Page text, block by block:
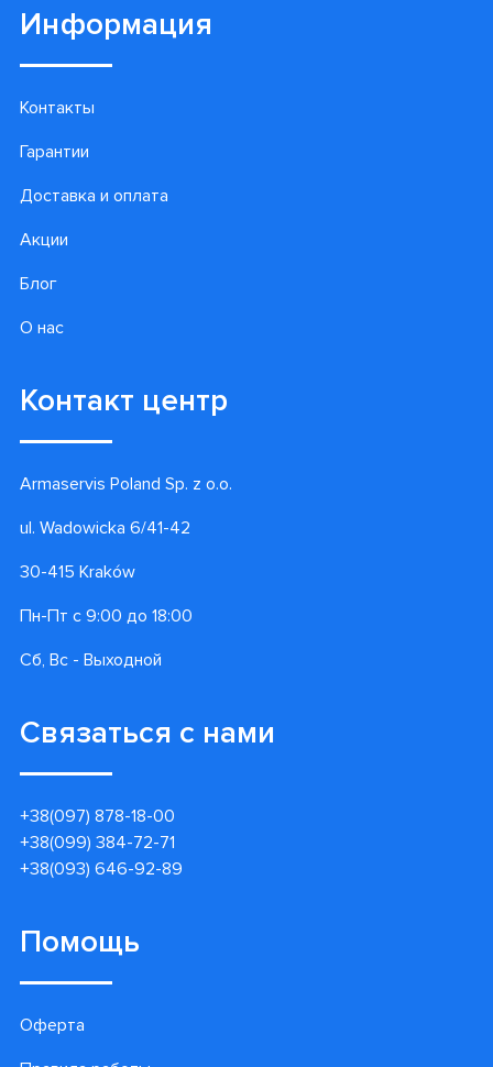
Информация
Контакты
Гарантии
Доставка и оплата
Акции
Блог
О нас
Контакт центр
Armaservis Poland Sp. z o.o.
ul. Wadowicka 6/41-42
30-415 Kraków
Пн-Пт с 9:00 до 18:00
Сб, Вс - Выходной
Связаться с нами
+38(097) 878-18-00
+38(099) 384-72-71
+38(093) 646-92-89
Помощь
Оферта